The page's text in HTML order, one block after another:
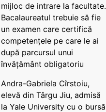
mijloc de intrare la facultate.
Bacalaureatul trebuie să fie
un examen care certifică
competențele pe care le ai
după parcursul unui
învățământ obligatoriu
Andra-Gabriela Cîrstoiu,
elevă din Târgu Jiu, admisă
la Yale University cu o bursă